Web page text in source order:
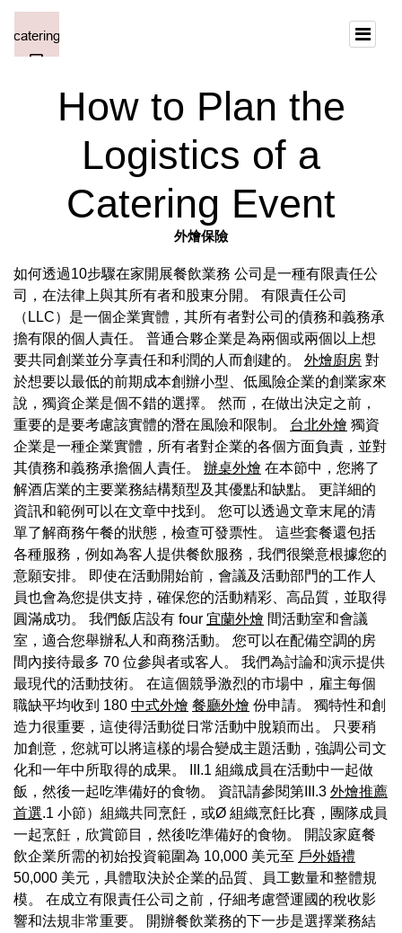
How to Plan the
Logistics of a
Catering Event
外燴保險
如何透過10步驟在家開展餐飲業務 公司是一種有限責任公
司，在法律上與其所有者和股東分開。 有限責任公司
（LLC）是一個企業實體，其所有者對公司的債務和義務承
擔有限的個人責任。 普通合夥企業是為兩個或兩個以上想
要共同創業並分享責任和利潤的人而創建的。 外燴廚房 對
於想要以最低的前期成本創辦小型、低風險企業的創業家來
說，獨資企業是個不錯的選擇。 然而，在做出決定之前，
重要的是要考慮該實體的潛在風險和限制。 台北外燴 獨資
企業是一種企業實體，所有者對企業的各個方面負責，並對
其債務和義務承擔個人責任。 辦桌外燴 在本節中，您將了
解酒店業的主要業務結構類型及其優點和缺點。 更詳細的
資訊和範例可以在文章中找到。 您可以透過文章末尾的清
單了解商務午餐的狀態，檢查可發票性。 這些套餐還包括
各種服務，例如為客人提供餐飲服務，我們很樂意根據您的
意願安排。 即使在活動開始前，會議及活動部門的工作人
員也會為您提供支持，確保您的活動精彩、高品質，並取得
圓滿成功。 我們飯店設有 four 宜蘭外燴 間活動室和會議
室，適合您舉辦私人和商務活動。 您可以在配備空調的房
間內接待最多 70 位參與者或客人。 我們為討論和演示提供
最現代的活動技術。 在這個競爭激烈的市場中，雇主每個
職缺平均收到 180 中式外燴 餐廳外燴 份申請。 獨特性和創
造力很重要，這使得活動從日常活動中脫穎而出。 只要稍
加創意，您就可以將這樣的場合變成主題活動，強調公司文
化和一年中所取得的成果。 III.1 組織成員在活動中一起做
飯，然後一起吃準備好的食物。 資訊請參閱第III.3 外燴推薦
首選.1 小節）組織共同烹飪，或Ø 組織烹飪比賽，團隊成員
一起烹飪，欣賞節目，然後吃準備好的食物。 開設家庭餐
飲企業所需的初始投資範圍為 10,000 美元至 戶外婚禮
50,000 美元，具體取決於企業的品質、員工數量和整體規
模。 在成立有限責任公司之前，仔細考慮營運國的稅收影
響和法規非常重要。 開辦餐飲業務的下一步是選擇業務結